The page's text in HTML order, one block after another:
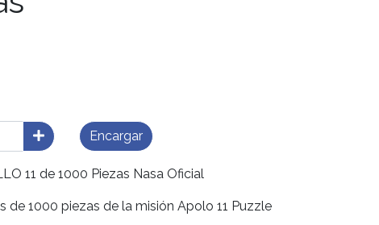
Encargar
11 de 1000 Piezas Nasa Oficial
de 1000 piezas de la misión Apolo 11 Puzzle